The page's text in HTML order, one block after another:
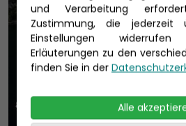
und Verarbeitung
Zustimmung, die jederzeit
Einstellungen
Erläuterungen zu den
finden Sie in der
Alle